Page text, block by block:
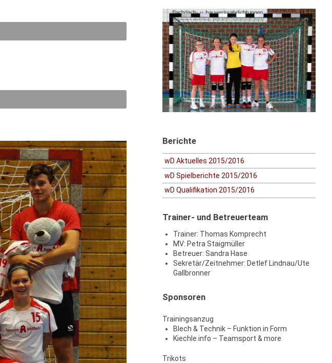
Berichte
wD Aktuelles 2015/2016
wD Spielberichte 2015/2016
wD Qualifikation 2015/2016
Trainer- und Betreuerteam
Trainer: Thomas Komprecht
MV: Petra Staigmüller
Betreuer: Sandra Hase
Sekretär/Zeitnehmer: Detlef Lindnau/Ute
Gallbronner
Sponsoren
Trainingsanzug
Blech & Technik – Funktion in Form
Kiechle.info – Teamsport & more
Trikots